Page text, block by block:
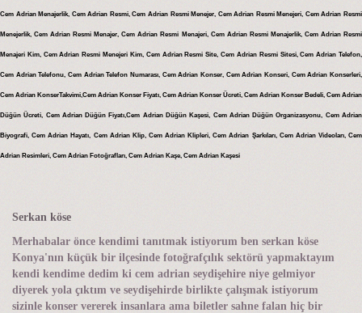
Cem Adrian Menajerlik, Cem Adrian Resmi, Cem Adrian Resmi Menejer, Cem Adrian Resmi Menejeri, Cem Adrian Resmi
Menejerlik, Cem Adrian Resmi Menajer, Cem Adrian Resmi Menajeri, Cem Adrian Resmi Menajerlik, Cem Adrian Resmi
Menajeri Kim, Cem Adrian Resmi Menejeri Kim, Cem Adrian Resmi Site, Cem Adrian Resmi Sitesi, Cem Adrian Telefon,
Cem Adrian Telefonu, Cem Adrian Telefon Numarası, Cem Adrian Konser, Cem Adrian Konseri, Cem Adrian Konserleri,
Cem Adrian KonserTakvimi,Cem Adrian Konser Fiyatı, Cem Adrian Konser Ücreti, Cem Adrian Konser Bedeli, Cem Adrian
Düğün Ücreti, Cem Adrian Düğün Fiyatı,Cem Adrian Düğün Kaşesi, Cem Adrian Düğün Organizasyonu, Cem Adrian
Biyografi, Cem Adrian Hayatı, Cem Adrian Klip, Cem Adrian Klipleri, Cem Adrian Şarkıları, Cem Adrian Videoları, Cem
Adrian Resimleri, Cem Adrian Fotoğrafları, Cem Adrian Kaşe, Cem Adrian Kaşesi
Serkan köse
Merhabalar önce kendimi tanıtmak istiyorum ben serkan köse
Konya'nın küçük bir ilçesinde fotoğrafçılık sektörü yapmaktayım
kendi kendime dedim ki cem adrian seydişehire niye gelmiyor
diyerek yola çıktım ve seydişehirde birlikte çalışmak istiyorum
sizinle konser vererek insanlara ama biletler sahne falan hiç bir